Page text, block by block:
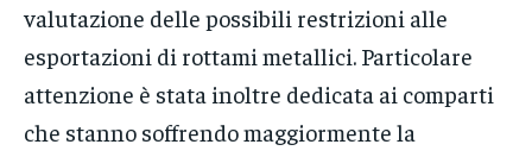
valutazione delle possibili restrizioni alle
esportazioni di rottami metallici. Particolare
attenzione è stata inoltre dedicata ai comparti
che stanno soffrendo maggiormente la